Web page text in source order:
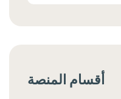
أقسام المنصة